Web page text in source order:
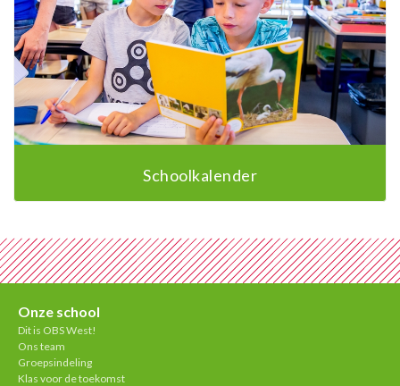
Schoolkalender
Onze school
Dit is OBS West!
Ons team
Groepsindeling
Klas voor de toekomst